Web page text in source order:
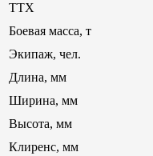
ТТХ
Боевая масса, т
Экипаж, чел.
Длина, мм
Ширина, мм
Высота, мм
Клиренс, мм